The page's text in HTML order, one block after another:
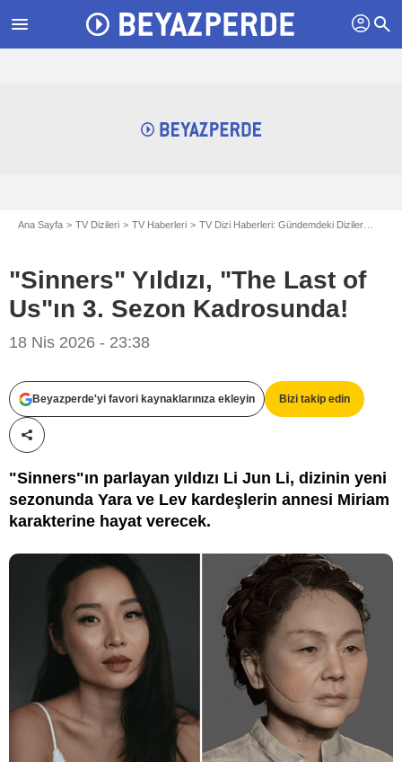
menu profil search
Ana Sayfa TV Dizileri TV Haberleri TV Dizi Haberleri: Gündemdeki Diziler
"Sinners" Yıldızı, "The Last of
Us"ın 3. Sezon Kadrosunda!
18 Nis 2026 - 23:38
Beyazperde'yi favori kaynaklarınıza ekleyin Bizi takip edin
Paylaş!
"Sinners"ın parlayan yıldızı Li Jun Li, dizinin yeni
sezonunda Yara ve Lev kardeşlerin annesi Miriam
karakterine hayat verecek.